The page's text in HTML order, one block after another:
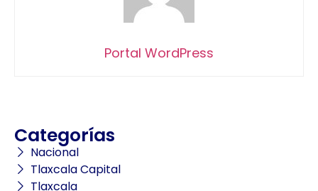
Portal WordPress
Categorías
Nacional
Tlaxcala Capital
Tlaxcala